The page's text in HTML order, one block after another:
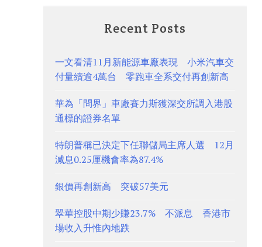
Recent Posts
一文看清11月新能源車廠表現 小米汽車交
付量續逾4萬台 零跑車全系交付再創新高
華為「問界」車廠賽力斯獲深交所調入港股
通標的證券名單
特朗普稱已決定下任聯儲局主席人選 12月
減息0.25厘機會率為87.4%
銀價再創新高 突破57美元
翠華控股中期少賺23.7% 不派息 香港市
場收入升惟內地跌